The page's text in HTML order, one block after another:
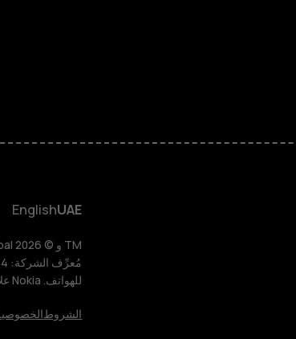
M
DUB
Watch
للأعمال
UAE
English
للهواتف. Nokia علامة تجارية مسجلة باسم شركة Nokia Corporation.
الشروط